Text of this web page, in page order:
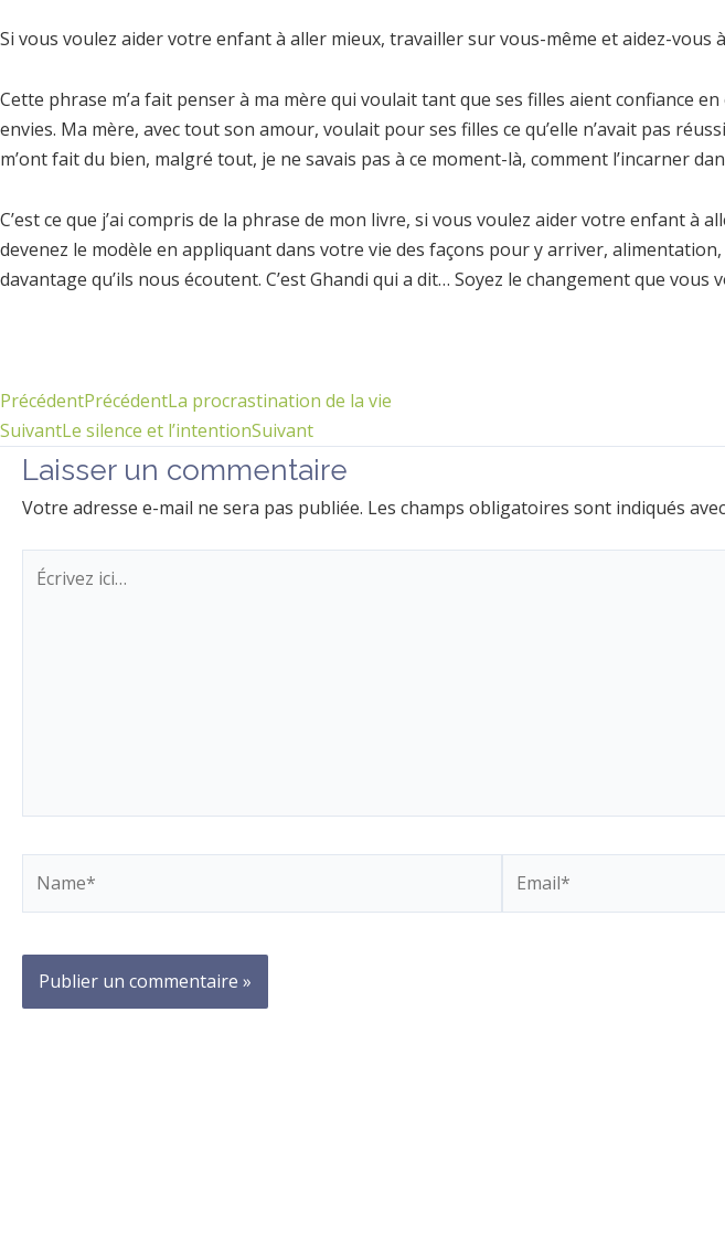
Si vous voulez aider votre enfant à aller mieux, travailler sur vous-même et aidez-vous
Cette phrase m’a fait penser à ma mère qui voulait tant que ses filles aient confiance
envies. Ma mère, avec tout son amour, voulait pour ses filles ce qu’elle n’avait pas
m’ont fait du bien, malgré tout, je ne savais pas à ce moment-là, comment l’incarner
C’est ce que j’ai compris de la phrase de mon livre, si vous voulez aider votre enfant
devenez le modèle en appliquant dans votre vie des façons pour y arriver,
davantage qu’ils nous écoutent. C’est Ghandi qui a dit… Soyez le changement que
PrécédentPrécédentLa procrastination de la vie
SuivantLe silence et l’intentionSuivant
Laisser un commentaire
Votre adresse e-mail ne sera pas publiée. Les champs obligatoires sont indiqués avec
Écrivez
ici…